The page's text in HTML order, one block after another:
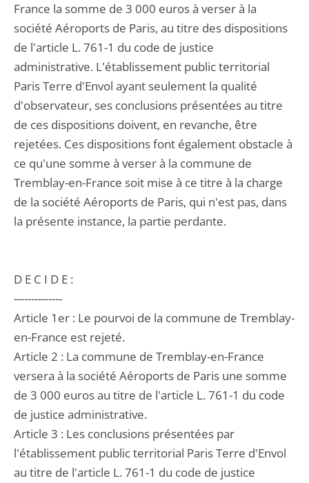
France la somme de 3 000 euros à verser à la
société Aéroports de Paris, au titre des dispositions
de l'article L. 761-1 du code de justice
administrative. L'établissement public territorial
Paris Terre d'Envol ayant seulement la qualité
d'observateur, ses conclusions présentées au titre
de ces dispositions doivent, en revanche, être
rejetées. Ces dispositions font également obstacle à
ce qu'une somme à verser à la commune de
Tremblay-en-France soit mise à ce titre à la charge
de la société Aéroports de Paris, qui n'est pas, dans
la présente instance, la partie perdante.
D E C I D E :
--------------
Article 1er : Le pourvoi de la commune de Tremblay-
en-France est rejeté.
Article 2 : La commune de Tremblay-en-France
versera à la société Aéroports de Paris une somme
de 3 000 euros au titre de l'article L. 761-1 du code
de justice administrative.
Article 3 : Les conclusions présentées par
l'établissement public territorial Paris Terre d'Envol
au titre de l'article L. 761-1 du code de justice